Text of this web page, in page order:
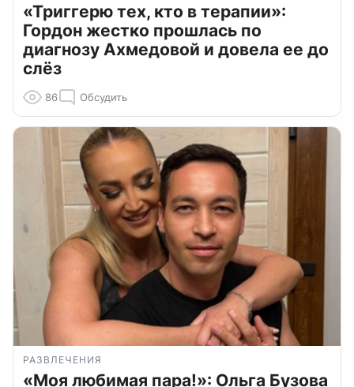
«Триггерю тех, кто в терапии»:
Гордон жестко прошлась по
диагнозу Ахмедовой и довела ее до
слёз
86 Обсудить
РАЗВЛЕЧЕНИЯ
«Моя любимая пара!»: Ольга Бузова